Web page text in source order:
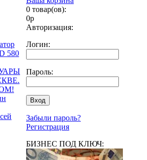
0 товар(ов):
0р
Авторизация:
Логин:
Пароль:
Забыли пароль?
Регистрация
БИЗНЕС ПОД КЛЮЧ: